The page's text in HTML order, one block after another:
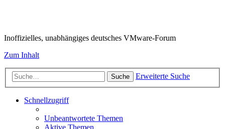
Inoffizielles, unabhängiges deutsches VMware-Forum
Zum Inhalt
Suche Erweiterte Suche
Schnellzugriff
Unbeantwortete Themen